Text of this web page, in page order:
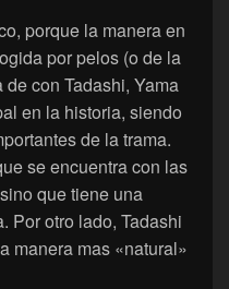
porque la manera en
por pelos (o de la
con Tadashi, Yama
en la historia, siendo
de la trama.
se encuentra con las
que tiene una
Por otro lado, Tadashi
manera mas «natural»